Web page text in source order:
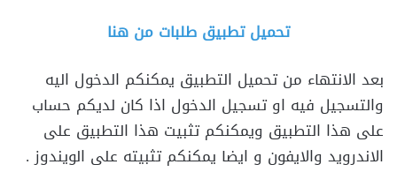
تحميل تطبيق طلبات من هنا
بعد الانتهاء من تحميل التطبيق يمكنكم الدخول اليه
والتسجيل فيه او تسجيل الدخول اذا كان لديكم حساب
على هذا التطبيق ويمكنكم تثبيت هذا التطبيق على
الاندرويد والايفون و ايضا يمكنكم تثبيته على الويندوز .